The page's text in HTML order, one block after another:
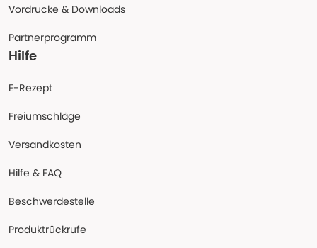
Vordrucke & Downloads
Partnerprogramm
Hilfe
E-Rezept
Freiumschläge
Versandkosten
Hilfe & FAQ
Beschwerdestelle
Produktrückrufe